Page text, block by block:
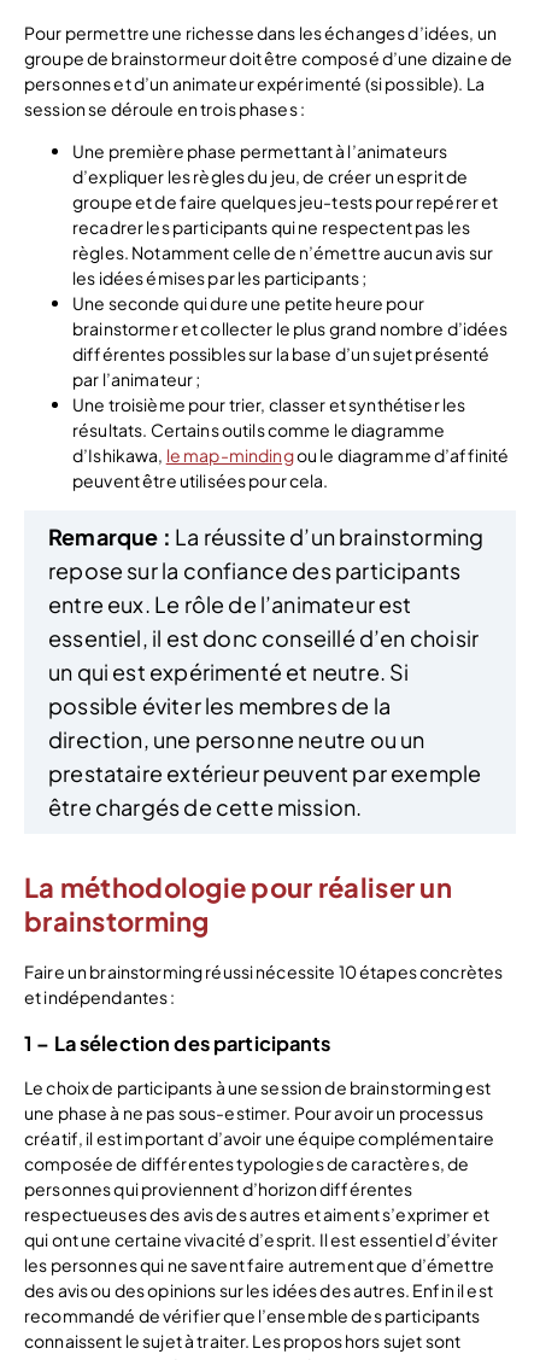
Pour permettre une richesse dans les échanges d’idées, un
groupe de brainstormeur doit être composé d’une dizaine de
personnes et d’un animateur expérimenté (si possible). La
session se déroule en trois phases :
Une première phase permettant à l’animateurs
d’expliquer les règles du jeu, de créer un esprit de
groupe et de faire quelques jeu-tests pour repérer et
recadrer les participants qui ne respectent pas les
règles. Notamment celle de n’émettre aucun avis sur
les idées émises par les participants ;
Une seconde qui dure une petite heure pour
brainstormer et collecter le plus grand nombre d’idées
différentes possibles sur la base d’un sujet présenté
par l’animateur ;
Une troisième pour trier, classer et synthétiser les
résultats. Certains outils comme le diagramme
d’Ishikawa, le map-mindingou le diagramme d’affinité
peuvent être utilisées pour cela.
Remarque : La réussite d’un brainstorming
repose sur la confiance des participants
entre eux. Le rôle de l’animateur est
essentiel, il est donc conseillé d’en choisir
un qui est expérimenté et neutre. Si
possible éviter les membres de la
direction, une personne neutre ou un
prestataire extérieur peuvent par exemple
être chargés de cette mission.
La méthodologie pour réaliser un
brainstorming
Faire un brainstorming réussi nécessite 10 étapes concrètes
et indépendantes :
1 – La sélection des participants
Le choix de participants à une session de brainstorming est
une phase à ne pas sous-estimer. Pour avoir un processus
créatif, il est important d’avoir une équipe complémentaire
composée de différentes typologies de caractères, de
personnes qui proviennent d’horizon différentes
respectueuses des avis des autres et aiment s’exprimer et
qui ont une certaine vivacité d’esprit. Il est essentiel d’éviter
les personnes qui ne savent faire autrement que d’émettre
des avis ou des opinions sur les idées des autres. Enfin il est
recommandé de vérifier que l’ensemble des participants
connaissent le sujet à traiter. Les propos hors sujet sont